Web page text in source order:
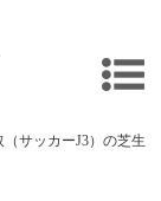
（サッカーJ3）の芝生